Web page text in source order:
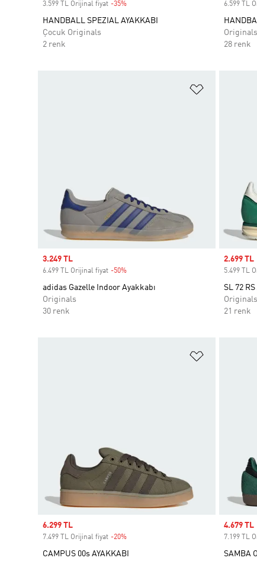
3.599 TL Orijinal fiyat -35%
HANDBALL SPEZIAL AYAKKABI
Çocuk Originals
2 renk
6.599 TL
Originals
28 renk
Sale price
3.249 TL
6.499 TL Orijinal fiyat -50%
adidas Gazelle Indoor Ayakkabı
Originals
30 renk
Sale price
2.699 TL
5.499 TL
SL 72
Originals
21 renk
Sale price
6.299 TL
7.499 TL Orijinal fiyat -20%
CAMPUS 00s AYAKKABI
Sale price
4.679 TL
7.199 TL
SAMBA